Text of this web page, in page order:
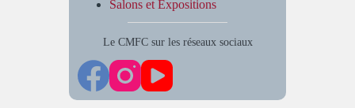
Salons et Expositions
Le CMFC sur les réseaux sociaux